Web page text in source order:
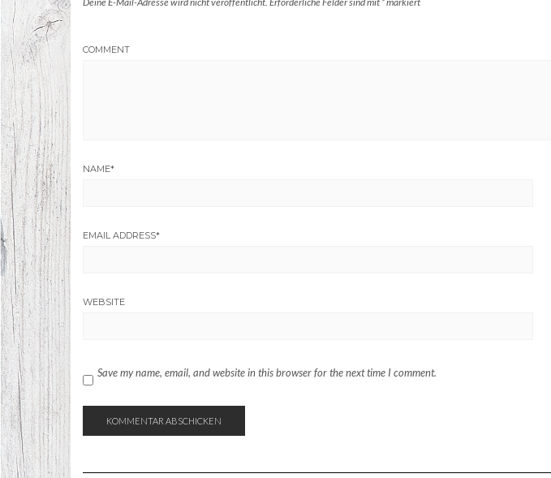
COMMENT
NAME*
EMAIL ADDRESS*
WEBSITE
Save my name, email, and website in this browser for the next time I comment.